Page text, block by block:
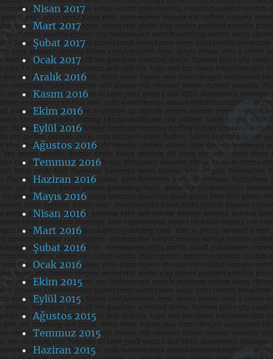
Nisan 2017
Mart 2017
Şubat 2017
Ocak 2017
Aralık 2016
Kasım 2016
Ekim 2016
Eylül 2016
Ağustos 2016
Temmuz 2016
Haziran 2016
Mayıs 2016
Nisan 2016
Mart 2016
Şubat 2016
Ocak 2016
Ekim 2015
Eylül 2015
Ağustos 2015
Temmuz 2015
Haziran 2015